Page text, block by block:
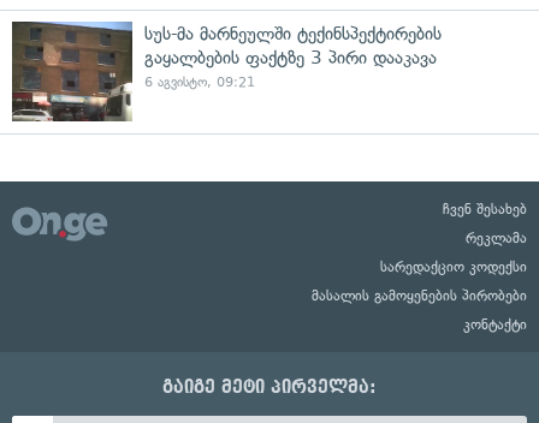
სუს-მა მარნეულში ტექინსპექტირების
გაყალბების ფაქტზე 3 პირი დააკავა
6 აგვისტო, 09:21
ჩვენ შესახებ
რეკლამა
სარედაქციო კოდექსი
მასალის გამოყენების პირობები
კონტაქტი
გაიგე მეტი პირველმა: